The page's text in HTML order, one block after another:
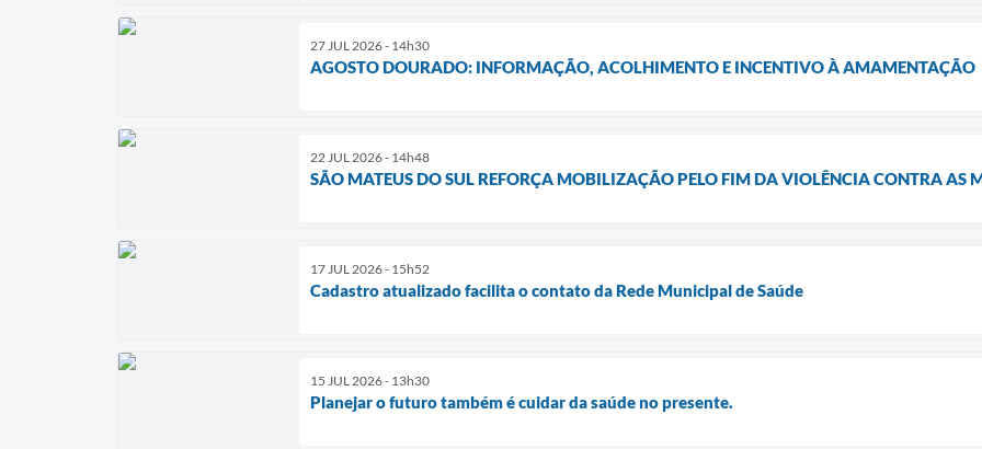
27 JUL 2026 - 14h30
AGOSTO DOURADO: INFORMAÇÃO, ACOLHIMENTO E INCENTIVO À AMAMENTAÇÃO
22 JUL 2026 - 14h48
SÃO MATEUS DO SUL REFORÇA MOBILIZAÇÃO PELO FIM DA VIOLÊNCIA CONTRA AS
17 JUL 2026 - 15h52
Cadastro atualizado facilita o contato da Rede Municipal de Saúde
15 JUL 2026 - 13h30
Planejar o futuro também é cuidar da saúde no presente.